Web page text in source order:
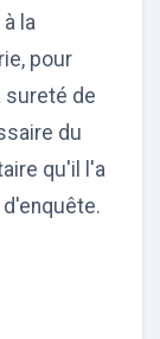
la
pour
sureté de
du
qu'il l'a